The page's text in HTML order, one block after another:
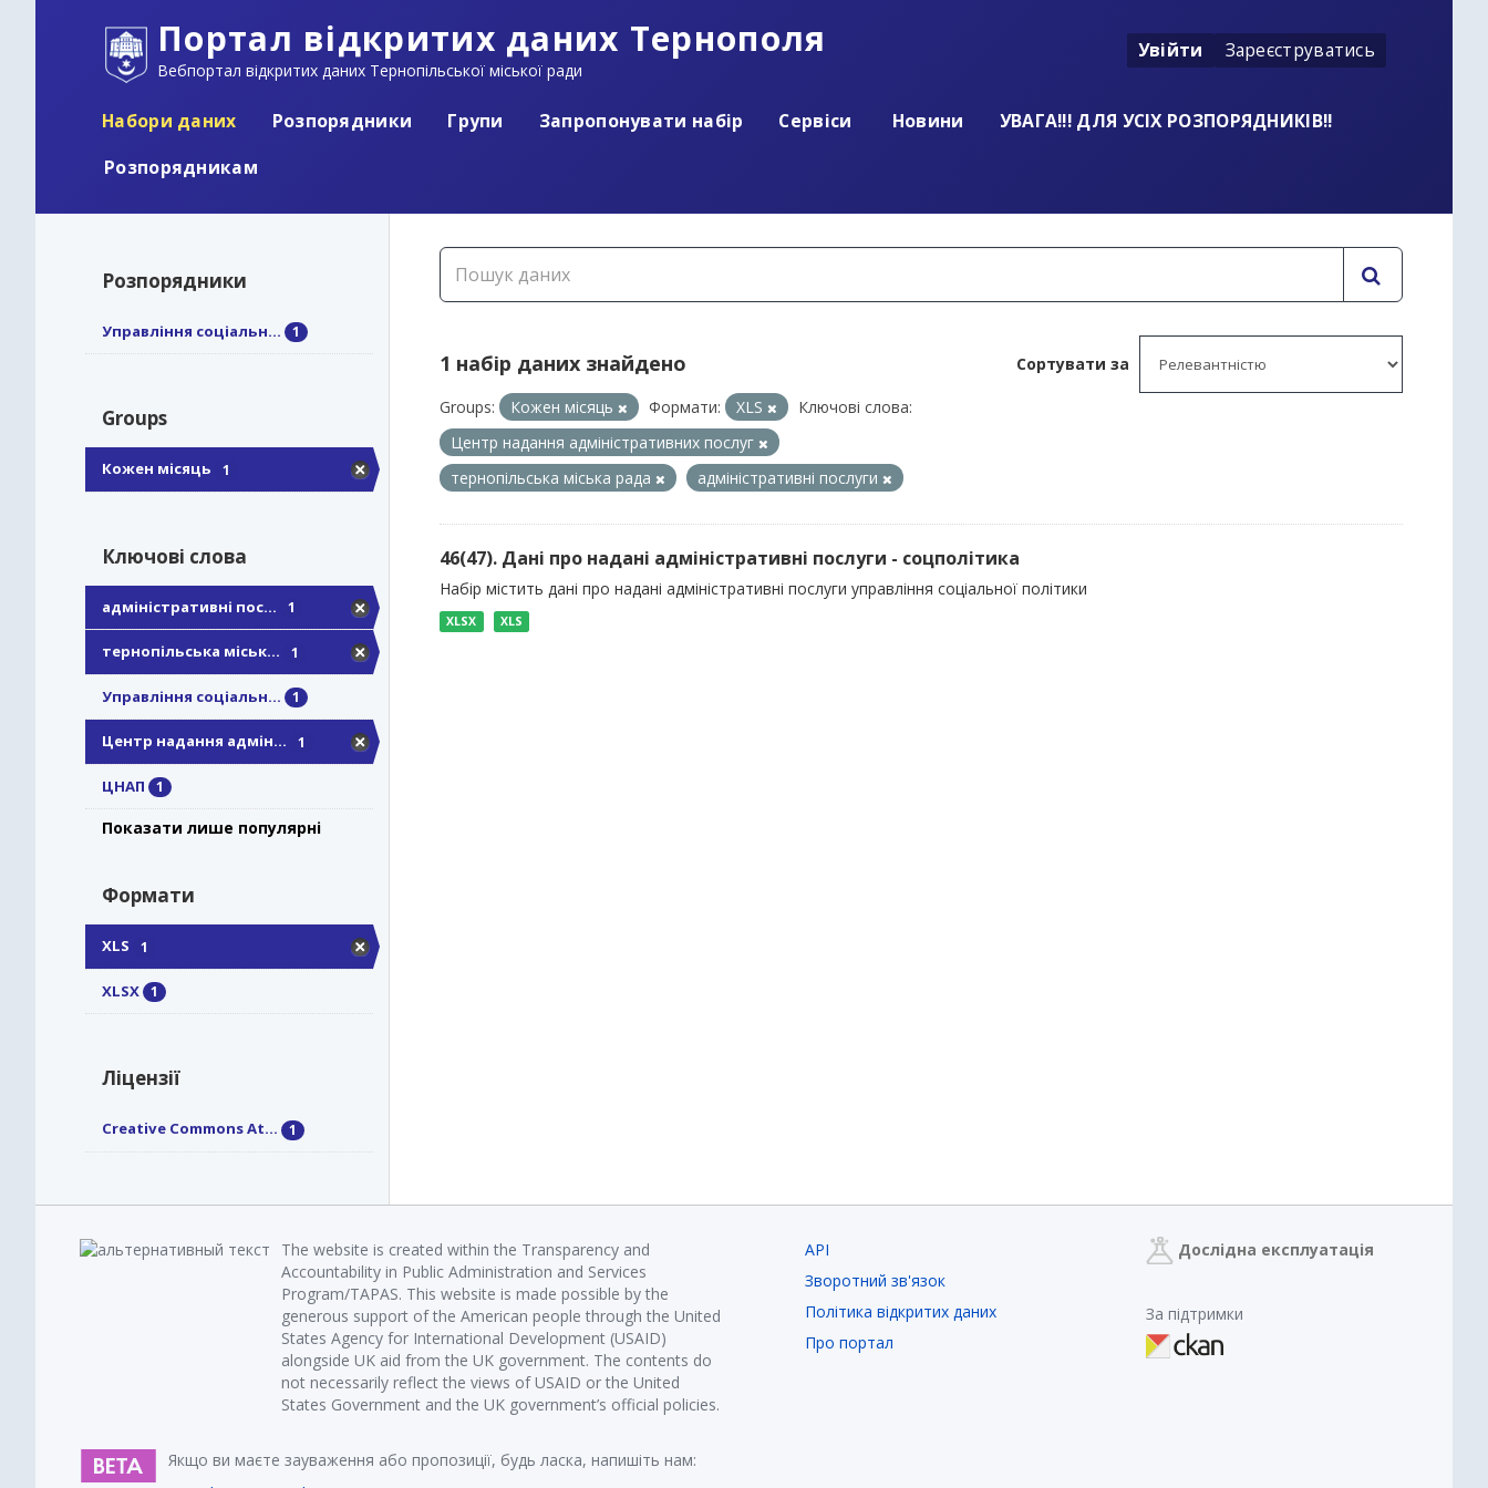
Портал відкритих даних Тернополя
Вебпортал відкритих даних Тернопільської міської ради
Увійти Зареєструватись
Набори даних Розпорядники Групи Запропонувати набір Сервіси Новини
УВАГА!!! ДЛЯ УСІХ РОЗПОРЯДНИКІВ!!
Розпорядникам
Розпорядники
Управління соціальн... 1
Groups
Кожен місяць 1
Ключові слова
адміністративні пос... 1
тернопільська міськ... 1
Управління соціальн... 1
Центр надання адмін... 1
ЦНАП 1
Показати лише популярні
Формати
XLS 1
XLSX 1
Ліцензії
Creative Commons At... 1
Сортувати за
1 набір даних знайдено
Groups: Кожен місяць Формати: XLS
Ключові слова:
Центр надання адміністративних послуг
тернопільська міська рада
адміністративні послуги
46(47). Дані про надані адміністративні послуги - соцполітика
Набір містить дані про надані адміністративні послуги управління соціальної політики
XLSX XLS
The website is created within the Transparency and
Accountability in Public Administration and Services
Program/TAPAS. This website is made possible by the
generous support of the American people through the United
States Agency for International Development (USAID)
alongside UK aid from the UK government. The contents do
not necessarily reflect the views of USAID or the United
States Government and the UK government’s official policies.
Якщо ви маєте зауваження або пропозиції, будь ласка, напишіть нам:
API
Зворотний зв'язок
Політика відкритих даних
Про портал
Дослідна експлуатація
За підтримки